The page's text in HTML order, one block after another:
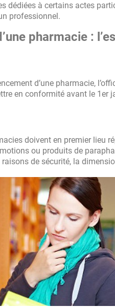
dédiées à certains actes
professionnel.
pharmacie :
d’une pharmacie,
en conformité avant le 1er
doivent en premier lieu
ou produits de
de sécurité, la